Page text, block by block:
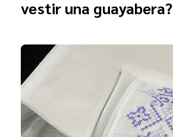
vestir una guayabera?